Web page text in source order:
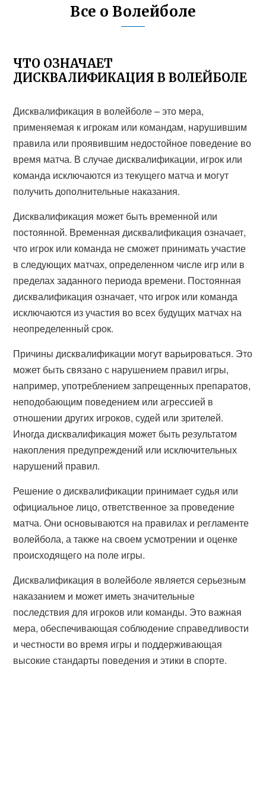
Все о Волейболе
ЧТО ОЗНАЧАЕТ
ДИСКВАЛИФИКАЦИЯ В ВОЛЕЙБОЛЕ
Дисквалификация в волейболе – это мера,
применяемая к игрокам или командам, нарушившим
правила или проявившим недостойное поведение во
время матча. В случае дисквалификации, игрок или
команда исключаются из текущего матча и могут
получить дополнительные наказания.
Дисквалификация может быть временной или
постоянной. Временная дисквалификация означает,
что игрок или команда не сможет принимать участие
в следующих матчах, определенном числе игр или в
пределах заданного периода времени. Постоянная
дисквалификация означает, что игрок или команда
исключаются из участия во всех будущих матчах на
неопределенный срок.
Причины дисквалификации могут варьироваться. Это
может быть связано с нарушением правил игры,
например, употреблением запрещенных препаратов,
неподобающим поведением или агрессией в
отношении других игроков, судей или зрителей.
Иногда дисквалификация может быть результатом
накопления предупреждений или исключительных
нарушений правил.
Решение о дисквалификации принимает судья или
официальное лицо, ответственное за проведение
матча. Они основываются на правилах и регламенте
волейбола, а также на своем усмотрении и оценке
происходящего на поле игры.
Дисквалификация в волейболе является серьезным
наказанием и может иметь значительные
последствия для игроков или команды. Это важная
мера, обеспечивающая соблюдение справедливости
и честности во время игры и поддерживающая
высокие стандарты поведения и этики в спорте.